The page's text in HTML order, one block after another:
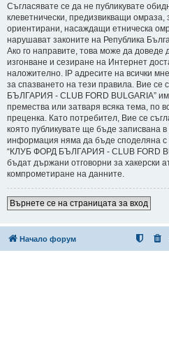
Съгласявате се да не публикувате
клеветнически, предизвикващи
ориентирани, насаждащи етническа
нарушават законите на Република
Ако го направите, това може да доведе
изгонване и сезиране на Интернет
наложително. IP адресите на всички
за спазването на тези правила. Вие се
БЪЛГАРИЯ - CLUB FORD BULGARIA”
премества или затваря всяка тема, по
преценка. Като потребител, Вие се
която публикувате ще бъде записвана
информация няма да бъде споделяна с
“КЛУБ ФОРД БЪЛГАРИЯ - CLUB FORD
бъдат държани отговорни за хакерски
компрометиране на данните.
Върнете се на страницата за вход
Начало форум